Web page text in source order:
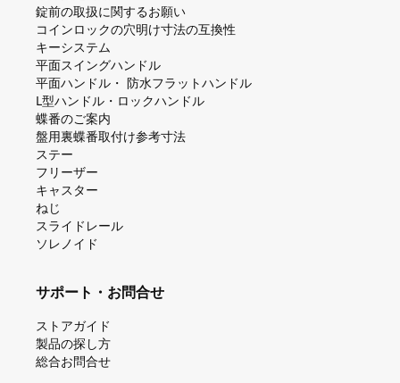
錠前の取扱に関するお願い
コインロックの⽳明け⼨法の互換性
キーシステム
平⾯スイングハンドル
平⾯ハンドル・ 防⽔フラットハンドル
L型ハンドル・ロックハンドル
蝶番のご案内
盤⽤裏蝶番取付け参考⼨法
ステー
フリーザー
キャスター
ねじ
スライドレール
ソレノイド
サポート・お問合せ
ストアガイド
製品の探し⽅
総合お問合せ